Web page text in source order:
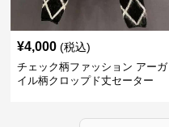
¥4,000 (税込)
チェック柄ファッション アーガ
イル柄クロップド丈セーター